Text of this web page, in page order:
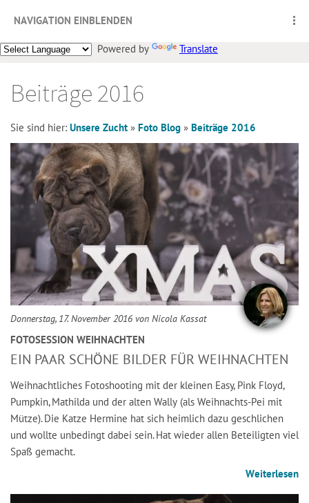
NAVIGATION EINBLENDEN
Powered by Translate
Beiträge 2016
Sie sind hier: Unsere Zucht » Foto Blog » Beiträge 2016
Donnerstag, 17. November 2016 von Nicola Kassat
FOTOSESSION WEIHNACHTEN
EIN PAAR SCHÖNE BILDER FÜR WEIHNACHTEN
Weihnachtliches Fotoshooting mit der kleinen Easy, Pink Floyd,
Pumpkin, Mathilda und der alten Wally (als Weihnachts-Pei mit
Mütze). Die Katze Hermine hat sich heimlich dazu geschlichen
und wollte unbedingt dabei sein. Hat wieder allen Beteiligten viel
Spaß gemacht.
Weiterlesen